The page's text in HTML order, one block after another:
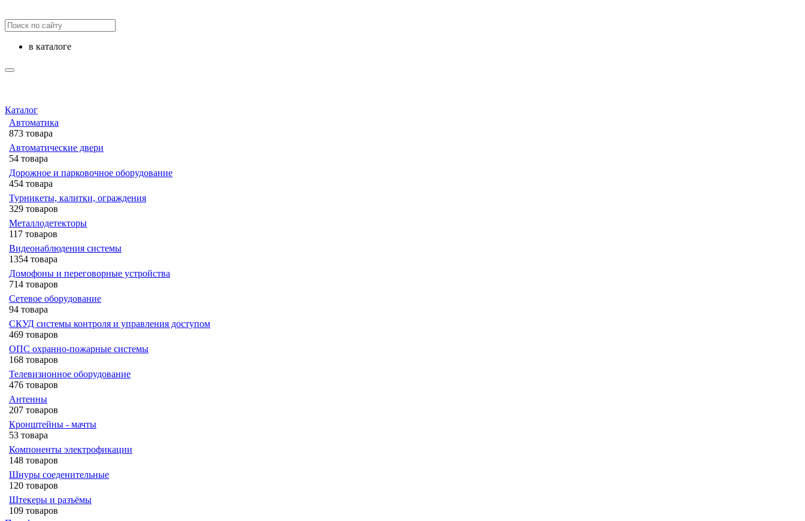
в каталоге
Каталог
Автоматика
873 товара
Автоматические двери
54 товара
Дорожное и парковочное оборудование
454 товара
Турникеты, калитки, ограждения
329 товаров
Металлодетекторы
117 товаров
Видеонаблюдения cистемы
1354 товара
Домофоны и переговорные устройства
714 товаров
Сетевое оборудование
94 товара
СКУД системы контроля и управления доступом
469 товаров
ОПС охранно-пожарные системы
168 товаров
Телевизионное оборудование
476 товаров
Антенны
207 товаров
Кронштейны - мачты
53 товара
Компоненты электрофикации
148 товаров
Шнуры соеденительные
120 товаров
Штекеры и разъёмы
109 товаров